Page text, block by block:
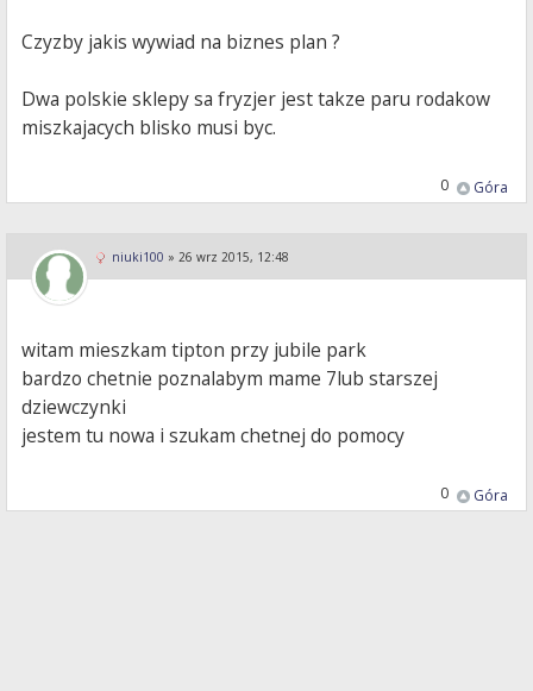
Czyzby jakis wywiad na biznes plan ?
Dwa polskie sklepy sa fryzjer jest takze paru rodakow
miszkajacych blisko musi byc.
Góra
0
niuki100 » 26 wrz 2015, 12:48
witam mieszkam tipton przy jubile park
bardzo chetnie poznalabym mame 7lub starszej
dziewczynki
jestem tu nowa i szukam chetnej do pomocy
Góra
0